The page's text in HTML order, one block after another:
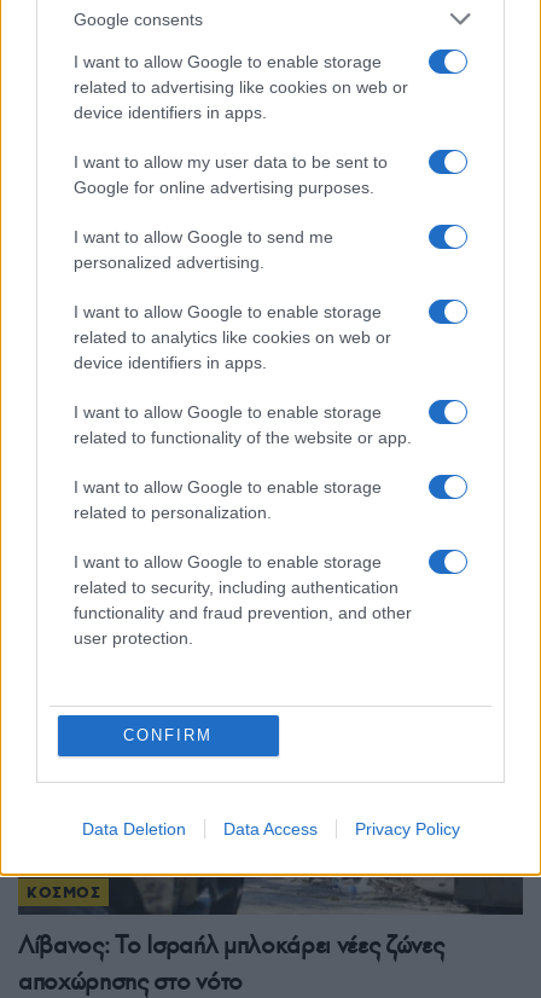
Google consents
I want to allow Google to enable storage
related to advertising like cookies on web or
device identifiers in apps.
I want to allow my user data to be sent to
Google for online advertising purposes.
I want to allow Google to send me
personalized advertising.
I want to allow Google to enable storage
related to analytics like cookies on web or
device identifiers in apps.
I want to allow Google to enable storage
related to functionality of the website or app.
I want to allow Google to enable storage
related to personalization.
I want to allow Google to enable storage
related to security, including authentication
functionality and fraud prevention, and other
user protection.
CONFIRM
Data Deletion Data Access Privacy Policy
ΚΟΣΜΟΣ
Ταϊλάνδη: Νεκροί και τραυματίες από
πυροβολισμούς σε λύκειο
Υεμένη: Οι Χούθι ξανανοίγουν το μέτωπο – 58
νεκροί στη φονικότερη επίθεση από το 2022
6/08/2026 - 11:55μμ
ΚΟΣΜΟΣ
Λίβανος: Το Ισραήλ μπλοκάρει νέες ζώνες
αποχώρησης στο νότο